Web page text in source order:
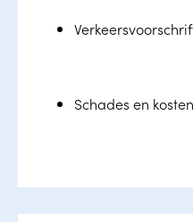
Schades en kosten